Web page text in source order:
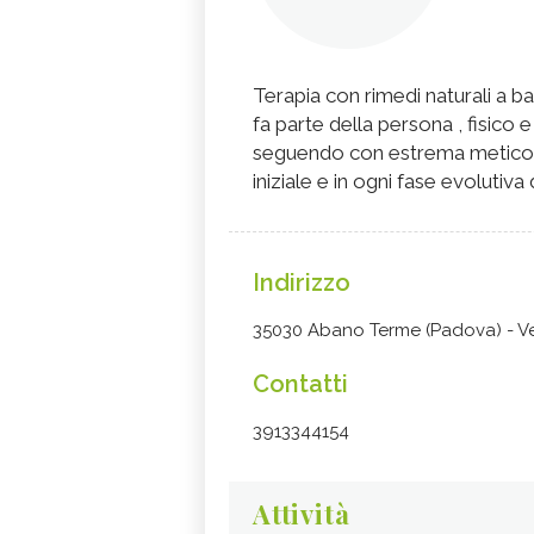
Terapia con rimedi naturali a
fa parte della persona , fisico
seguendo con estrema
iniziale e in ogni fase evolutiva
Indirizzo
35030 Abano Terme (Padova) -
Contatti
3913344154
Attività